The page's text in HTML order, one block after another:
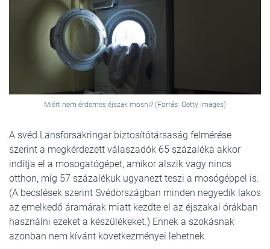
Miért nem érdemes éjszak mosni? (Forrás: Getty Images)
A svéd Länsförsäkringar biztosítótársaság felmérése
szerint a megkérdezett válaszadók 65 százaléka akkor
indítja el a mosogatógépet, amikor alszik vagy nincs
otthon, míg 57 százalékuk ugyanezt teszi a mosógéppel is.
(A becslések szerint Svédországban minden negyedik lakos
az emelkedő áramárak miatt kezdte el az éjszakai órákban
használni ezeket a készülékeket.) Ennek a szokásnak
azonban nem kívánt következményei lehetnek.